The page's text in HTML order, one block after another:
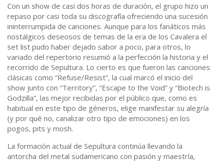
Con un show de casi dos horas de duración, el grupo hizo un
repaso por casi toda su discografía ofreciendo una sucesión
ininterrumpida de canciones. Aunque para los fanáticos más
nostálgicos deseosos de temas de la era de los Cavalera el
set list pudo haber dejado sabor a poco, para otros, lo
variado del repertorio resumió a la perfección la historia y el
recorrido de Sepultura. Lo cierto es que fueron las canciones
clásicas como “Refuse/Resist”, la cual marcó el inicio del
show junto con “Territory”, “Escape to the Void” y “Biotech is
Godzilla”, las mejor recibidas por el público que, como es
habitual en este tipo de géneros, elige manifestar su alegría
(y por qué no, canalizar otro tipo de emociones) en los
pogos, pits y mosh.
La formación actual de Sepultura continúa llevando la
antorcha del metal sudamericano con pasión y maestría,